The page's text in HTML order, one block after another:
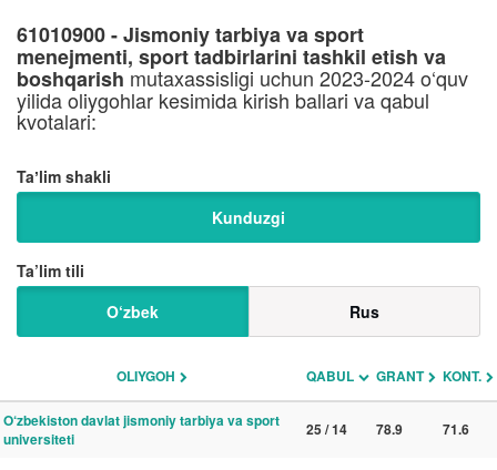
61010900 - Jismoniy tarbiya va sport
menejmenti, sport tadbirlarini tashkil etish va
boshqarishmutaxassisligi uchun 2023-2024 o‘quv
yilida oliygohlar kesimida kirish ballari va qabul
kvotalari:
Taʼlim shakli
Kunduzgi
Ta’lim tili
O‘zbek
Rus
OLIYGOH QABUL GRANT KONT.
O‘zbekiston davlat jismoniy tarbiya va sport
universiteti
25 / 14 78.9 71.6